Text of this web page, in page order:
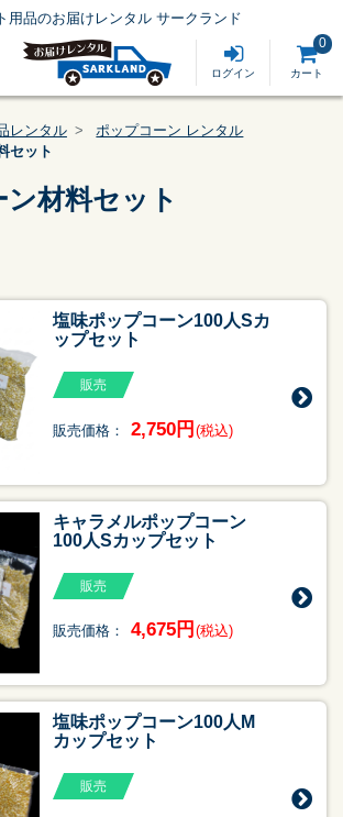
用品のお届けレンタル サークランド
ログイン カート
0
レンタル
ポップコーン レンタル
セット
材料セット
塩味ポップコーン100人Sカ
ップセット
販売
販売価格： 2,750円(税込)
キャラメルポップコーン
100人Sカップセット
販売
販売価格： 4,675円 (税込)
塩味ポップコーン100人M
カップセット
販売